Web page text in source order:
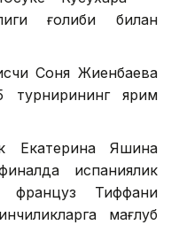
ғолиби билан
Соня Жиенбаева
турнирининг ярим
Екатерина Яшина
испаниялик
Тиффани
мағлуб